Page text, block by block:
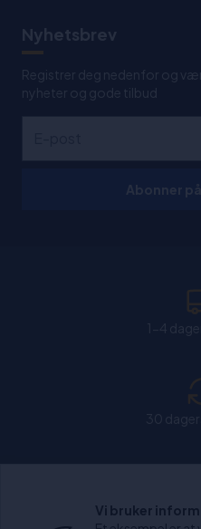
Nyhetsbrev
Registrer deg nedenfor og
nyheter og gode tilbud
Chat: Åpen alle
Vi bruker